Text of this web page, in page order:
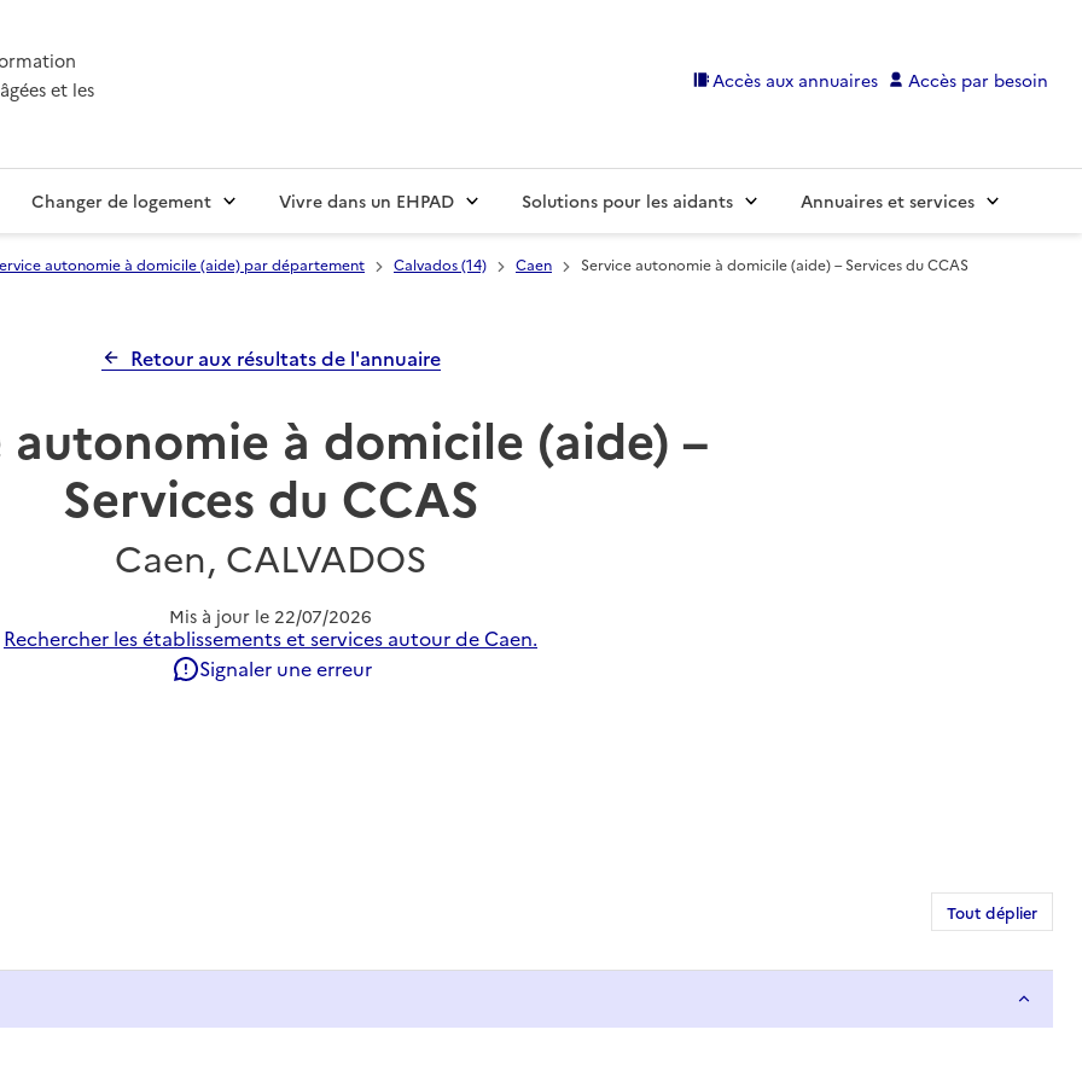
et les
Accès aux annuaires Accès par besoin
Changer de logement Vivre dans un EHPAD Solutions pour les aidants Annuaires et services
autonomie à domicile (aide) par département Calvados (14) Caen Service autonomie à domicile (aide) – Services du CCAS
Retour aux résultats de l'annuaire
autonomie à domicile (aide) –
Services du CCAS
Caen, CALVADOS
Mis à jour le 22/07/2026
Rechercher les établissements et services autour de Caen.
Signaler une erreur
Tout déplier